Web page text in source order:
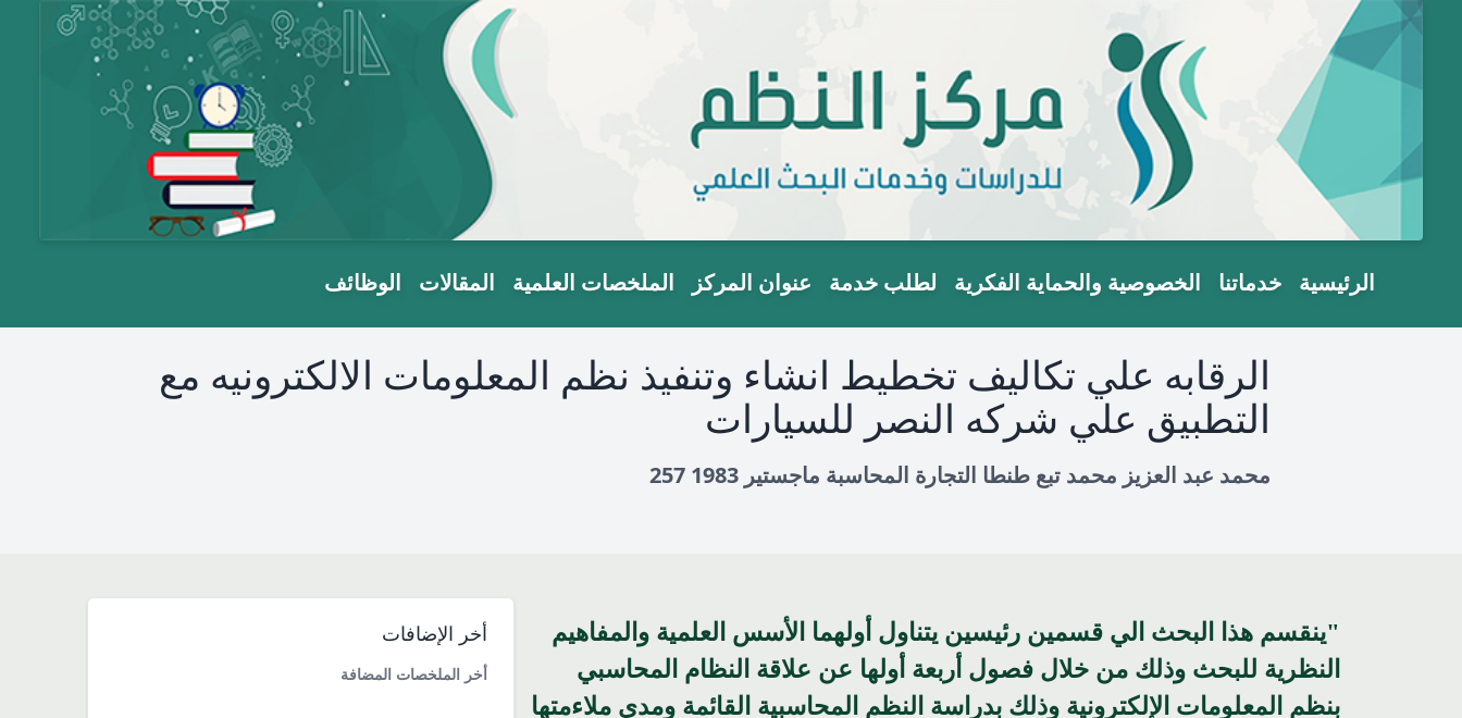
الرئيسية خدماتنا الخصوصية والحماية الفكرية لطلب خدمة عنوان المركز الملخصات العلمية المقالات الوظائف
الرقابه علي تكاليف تخطيط انشاء وتنفيذ نظم المعلومات الالكترونيه مع
التطبيق علي شركه النصر للسيارات
محمد عبد العزيز محمد تبع طنطا التجارة المحاسبة ماجستير 1983 257
"ينقسم هذا البحث الي قسمين رئيسين يتناول أولهما الأسس العلمية والمفاهيم
النظرية للبحث وذلك من خلال فصول أربعة أولها عن علاقة النظام المحاسبي
بنظم المعلومات الإلكترونية وذلك بدراسة النظم المحاسبية القائمة ومدي ملاءمتها
أخر الإضافات
أخر الملخصات المضافة